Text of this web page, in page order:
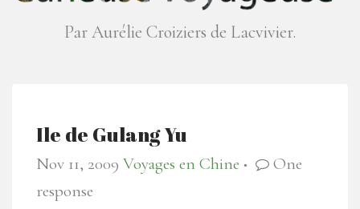
Par Aurélie Croiziers de Lacvivier.
Ile de Gulang Yu
Nov 11, 2009 Voyages en Chine ●
One
response